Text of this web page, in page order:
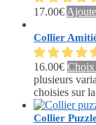
17.00€
Collier
16.00€ Choix
plusieurs
choisies sur
Collier